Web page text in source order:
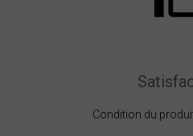
Condition du